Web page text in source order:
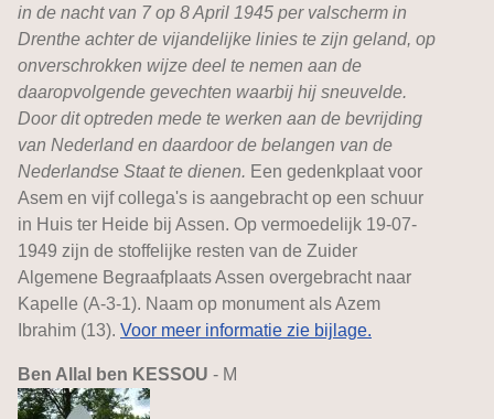
in de nacht van 7 op 8 April 1945 per valscherm in
Drenthe achter de vijandelijke linies te zijn geland, op
onverschrokken wijze deel te nemen aan de
daaropvolgende gevechten waarbij hij sneuvelde.
Door dit optreden mede te werken aan de bevrijding
van Nederland en daardoor de belangen van de
Nederlandse Staat te dienen. Een gedenkplaat voor
Asem en vijf collega's is aangebracht op een schuur
in Huis ter Heide bij Assen. Op vermoedelijk 19-07-
1949 zijn de stoffelijke resten van de Zuider
Algemene Begraafplaats Assen overgebracht naar
Kapelle (A-3-1). Naam op monument als Azem
Ibrahim (13). Voor meer informatie zie bijlage.
Ben Allal ben KESSOU - M